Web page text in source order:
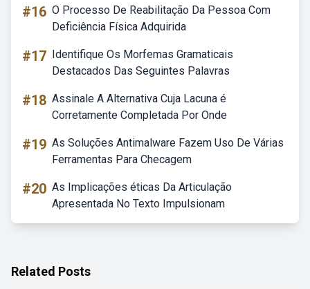
#16 O Processo De Reabilitação Da Pessoa Com
Deficiência Física Adquirida
#17 Identifique Os Morfemas Gramaticais
Destacados Das Seguintes Palavras
#18 Assinale A Alternativa Cuja Lacuna é
Corretamente Completada Por Onde
#19 As Soluções Antimalware Fazem Uso De Várias
Ferramentas Para Checagem
#20 As Implicações éticas Da Articulação
Apresentada No Texto Impulsionam
Related Posts